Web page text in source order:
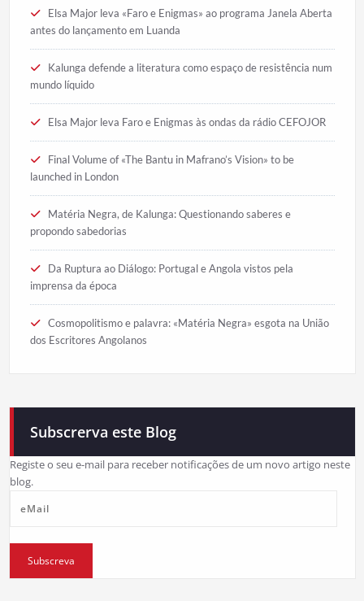
Elsa Major leva «Faro e Enigmas» ao programa Janela Aberta
antes do lançamento em Luanda
Kalunga defende a literatura como espaço de resistência num
mundo líquido
Elsa Major leva Faro e Enigmas às ondas da rádio CEFOJOR
Final Volume of «The Bantu in Mafrano’s Vision» to be
launched in London
Matéria Negra, de Kalunga: Questionando saberes e
propondo sabedorias
Da Ruptura ao Diálogo: Portugal e Angola vistos pela
imprensa da época
Cosmopolitismo e palavra: «Matéria Negra» esgota na União
dos Escritores Angolanos
Subscrerva este Blog
Registe o seu e-mail para receber notificações de um novo artigo neste
blog.
Subscreva